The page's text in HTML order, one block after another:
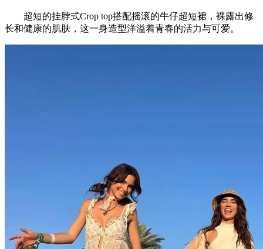
超短的挂脖式Crop top搭配摇滚的牛仔超短裙，裸露出修
长和健康的肌肤，这一身造型洋溢着青春的活力与可爱。